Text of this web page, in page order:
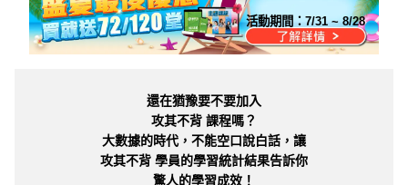
活動期間：7/31 ~ 8/28
還在猶豫要不要加入
攻其不背 課程嗎？
大數據的時代，不能空口說白話，讓
攻其不背 學員的學習統計結果告訴你
驚人的學習成效！